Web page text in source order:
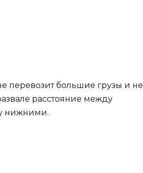
перевозит большие грузы и не
расстояние между
нижними.